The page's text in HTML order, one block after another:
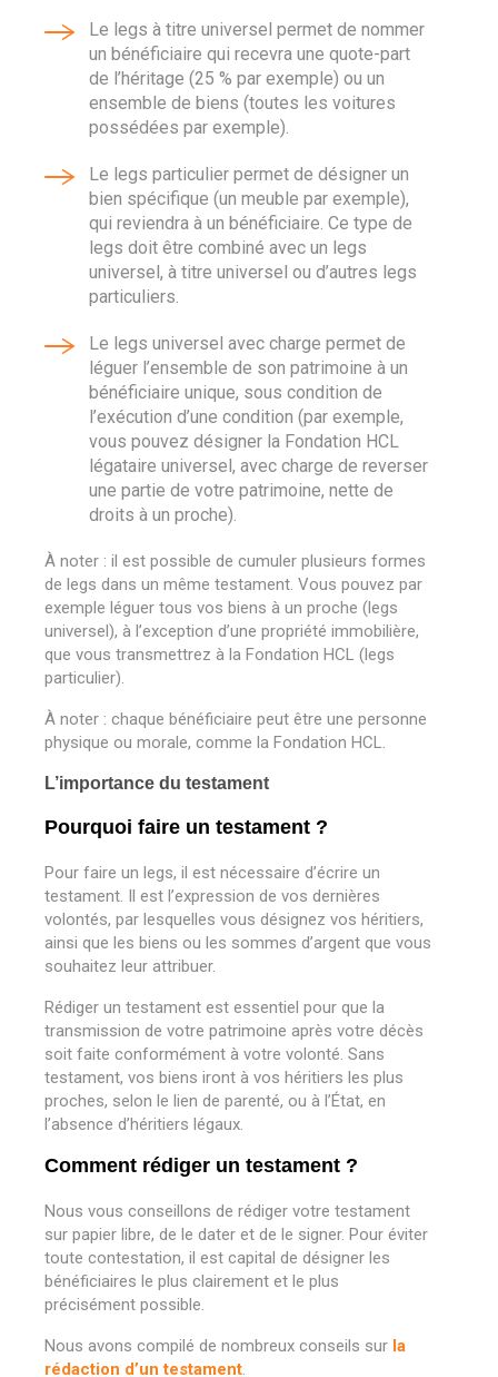
Le legs à titre universel permet de nommer
un bénéficiaire qui recevra une quote-part
de l’héritage (25 % par exemple) ou un
ensemble de biens (toutes les voitures
possédées par exemple).
Le legs particulier permet de désigner un
bien spécifique (un meuble par exemple),
qui reviendra à un bénéficiaire. Ce type de
legs doit être combiné avec un legs
universel, à titre universel ou d’autres legs
particuliers.
Le legs universel avec charge permet de
léguer l’ensemble de son patrimoine à un
bénéficiaire unique, sous condition de
l’exécution d’une condition (par exemple,
vous pouvez désigner la Fondation HCL
légataire universel, avec charge de reverser
une partie de votre patrimoine, nette de
droits à un proche).
À noter : il est possible de cumuler plusieurs formes
de legs dans un même testament. Vous pouvez par
exemple léguer tous vos biens à un proche (legs
universel), à l’exception d’une propriété immobilière,
que vous transmettrez à la Fondation HCL (legs
particulier).
À noter : chaque bénéficiaire peut être une personne
physique ou morale, comme la Fondation HCL.
L’importance du testament
Pourquoi faire un testament ?
Pour faire un legs, il est nécessaire d’écrire un
testament. Il est l’expression de vos dernières
volontés, par lesquelles vous désignez vos héritiers,
ainsi que les biens ou les sommes d’argent que vous
souhaitez leur attribuer.
Rédiger un testament est essentiel pour que la
transmission de votre patrimoine après votre décès
soit faite conformément à votre volonté. Sans
testament, vos biens iront à vos héritiers les plus
proches, selon le lien de parenté, ou à l’État, en
l’absence d’héritiers légaux.
Comment rédiger un testament ?
Nous vous conseillons de rédiger votre testament
sur papier libre, de le dater et de le signer. Pour éviter
toute contestation, il est capital de désigner les
bénéficiaires le plus clairement et le plus
précisément possible.
Nous avons compilé de nombreux conseils sur la
rédaction d’un testament